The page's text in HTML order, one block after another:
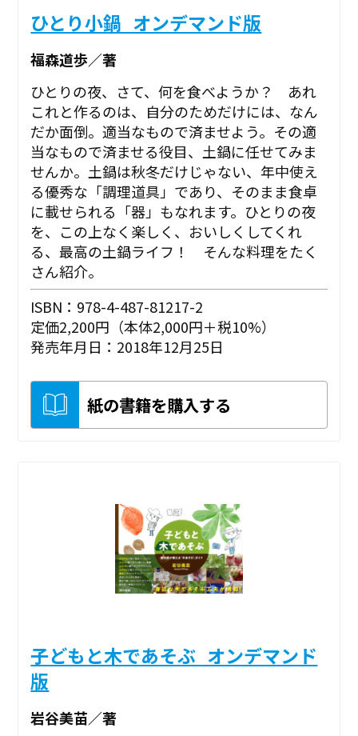
ひとり小鍋_オンデマンド版
福森道歩／著
ひとりの夜、さて、何を食べようか？ あれ
これと作るのは、自分のためだけには、なん
だか面倒。適当なもので済ませよう。その適
当なもので済ませる役目、土鍋に任せてみま
せんか。土鍋は秋冬だけじゃない、年中使え
る優秀な「調理道具」であり、そのまま食卓
に載せられる「器」もなれます。ひとりの夜
を、この上なく楽しく、おいしくしてくれ
る、最高の土鍋ライフ！ そんな料理をたく
さん紹介。
ISBN：978-4-487-81217-2
定価2,200円（本体2,000円＋税10%）
発売年月日：2018年12月25日
紙の書籍を購入する
子どもと木であそぶ_オンデマンド
版
岩谷美苗／著